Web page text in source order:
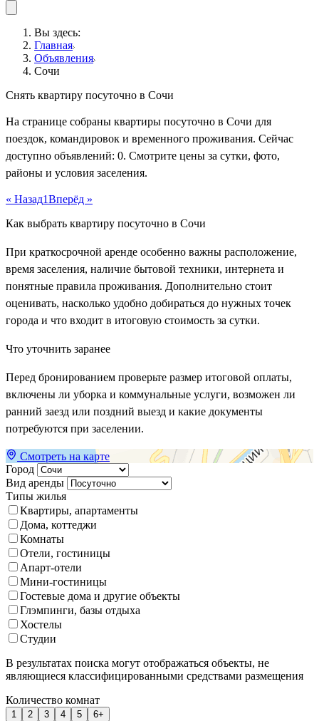
Вы здесь:
Главная
Объявления
Сочи
Снять квартиру посуточно в Сочи
На странице собраны квартиры посуточно в Сочи для
поездок, командировок и временного проживания. Сейчас
доступно объявлений: 0. Смотрите цены за сутки, фото,
районы и условия заселения.
« Назад1Вперёд »
Как выбрать квартиру посуточно в Сочи
При краткосрочной аренде особенно важны расположение,
время заселения, наличие бытовой техники, интернета и
понятные правила проживания. Дополнительно стоит
оценивать, насколько удобно добираться до нужных точек
города и что входит в итоговую стоимость за сутки.
Что уточнить заранее
Перед бронированием проверьте размер итоговой оплаты,
включены ли уборка и коммунальные услуги, возможен ли
ранний заезд или поздний выезд и какие документы
потребуются при заселении.
Смотреть на карте
Город
Вид аренды
Типы жилья
Квартиры, апартаменты
Дома, коттеджи
Комнаты
Отели, гостиницы
Апарт-отели
Мини-гостиницы
Гостевые дома и другие объекты
Глэмпинги, базы отдыха
Хостелы
Студии
В результатах поиска могут отображаться объекты, не
являющиеся классифицированными средствами размещения
Количество комнат
1 2 3 4 5 6+